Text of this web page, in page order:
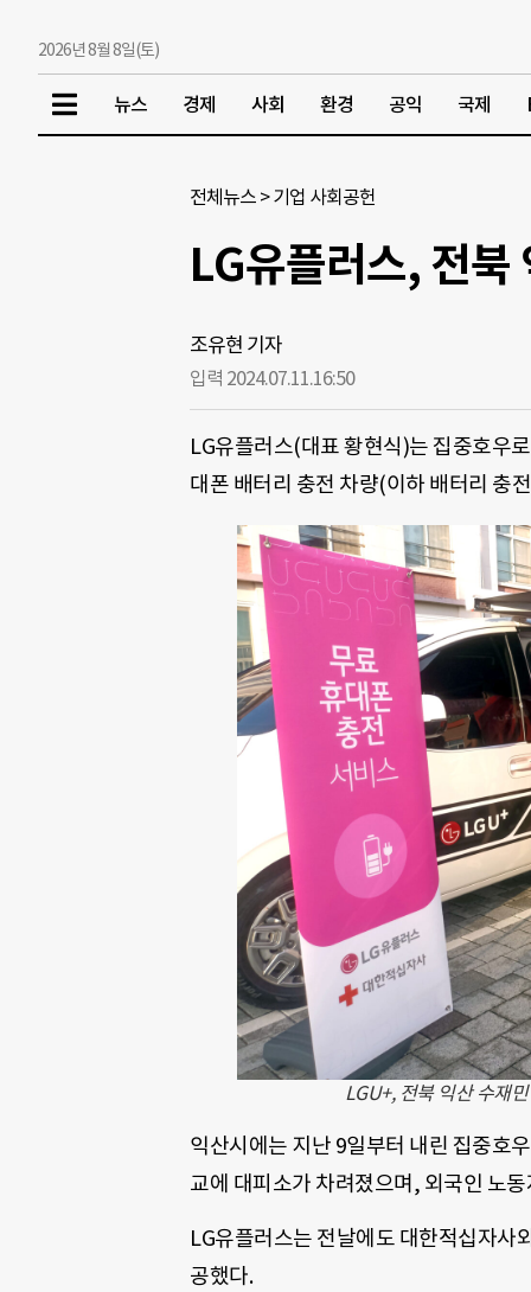
2026년 8월 8일(토)
뉴스 경제 사회 환경 공익 국제
전체뉴스 >기업 사회공헌
LG유플러스, 전북
조유현 기자
입력 2024.07.11.16:50
LG유플러스(대표 황현식)는 집중호우
대폰 배터리 충전 차량(이하 배터리 충
LGU+, 전북 익산 수재
익산시에는 지난 9일부터 내린 집중호
교에 대피소가 차려졌으며, 외국인 노
LG유플러스는 전날에도 대한적십자사
공했다.